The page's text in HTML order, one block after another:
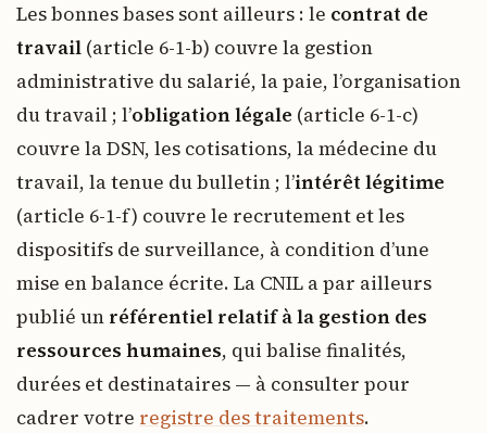
Les bonnes bases sont ailleurs : le contrat de
travail (article 6-1-b) couvre la gestion
administrative du salarié, la paie, l’organisation
du travail ; l’obligation légale (article 6-1-c)
couvre la DSN, les cotisations, la médecine du
travail, la tenue du bulletin ; l’intérêt légitime
(article 6-1-f) couvre le recrutement et les
dispositifs de surveillance, à condition d’une
mise en balance écrite. La CNIL a par ailleurs
publié un référentiel relatif à la gestion des
ressources humaines, qui balise finalités,
durées et destinataires — à consulter pour
cadrer votre registre des traitements.